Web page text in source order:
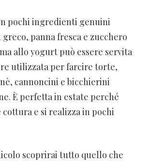
pochi ingredienti genuini
panna fresca e zucchero
allo yogurt può essere servita
utilizzata per farcire torte,
cannoncini e bicchierini
È perfetta in estate perché
e si realizza in pochi
scoprirai tutto quello che